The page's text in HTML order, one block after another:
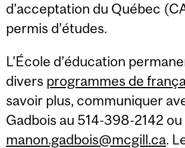
d’acceptation du Québec
permis d’études.
L’École d’éducation
divers programmes de
savoir plus, communiquer
Gadbois au 514-398-2142 ou
manon.gadbois@mcgill.ca.